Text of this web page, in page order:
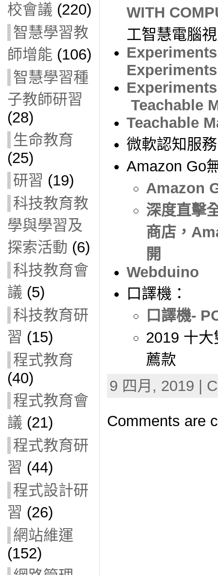
校會議 (220)
智慧學習教
師增能 (106)
智慧學習種
子教師研習
(28)
生命教育
(25)
研習 (19)
科技教育教
學與學習及
探索活動 (6)
科技教育會
議 (5)
科技教育研
習 (15)
程式教育
(40)
程式教育會
議 (21)
程式教育研
習 (44)
程式設計研
習 (26)
網站維運
(152)
WITH
工智慧電腦
Experiments
Teachable
Teachable
微軟認知服務
Amazon Go
Amazon
深度直擊
商店，
開
Webduino
口譯機：
口譯機-
2019 十
薦款
9 四月, 2019 |
Comments are